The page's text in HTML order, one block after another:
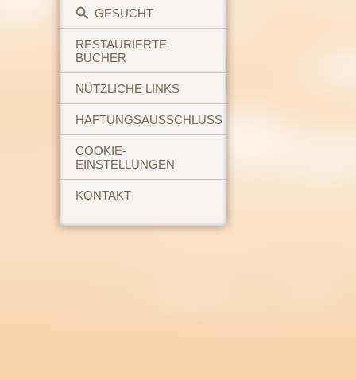
GESUCHT
RESTAURIERTE
BÜCHER
NÜTZLICHE LINKS
HAFTUNGSAUSSCHLUSS
COOKIE-
EINSTELLUNGEN
KONTAKT